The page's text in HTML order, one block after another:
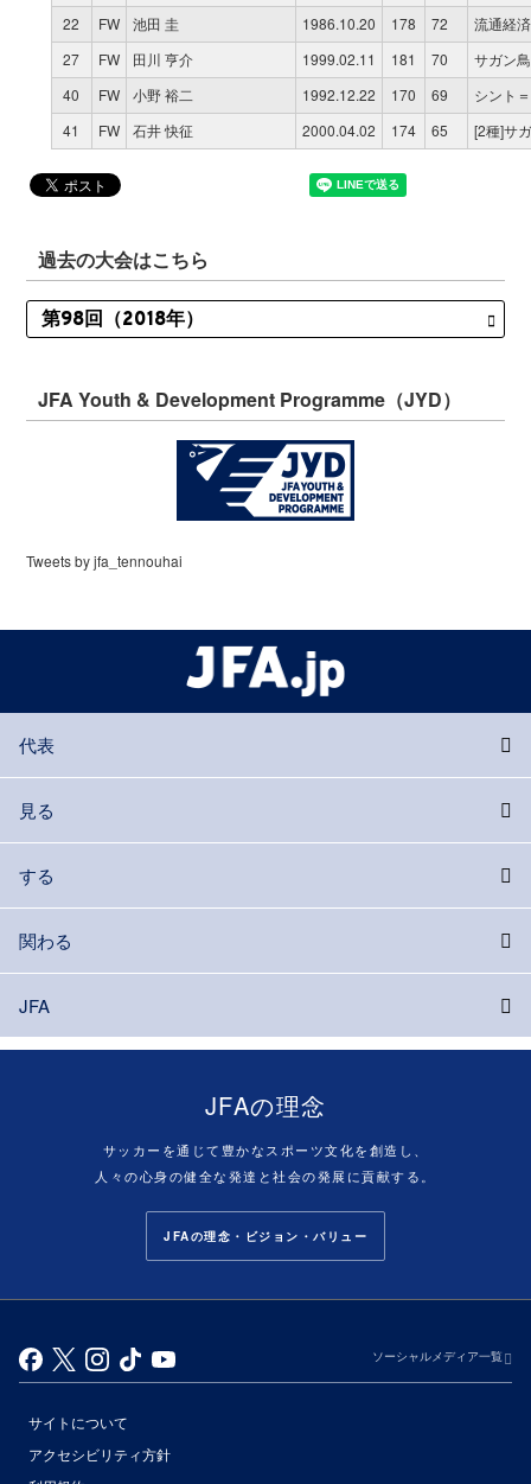
22
FW 池田 圭 1986.10.20 178 72
流通経
27
FW 田川 亨介 1999.02.11 181 70
サガン
40
FW 小野 裕二 1992.12.22 170 69
シント
41
FW 石井 快征 2000.04.02 174 65 [2種]サ
過去の大会はこちら
JFA Youth & Development Programme（JYD）
Tweets by jfa_tennouhai
代表
見る
する
関わる
JFA
JFAの理念
サッカーを通じて豊かなスポーツ文化を創造し、
人々の心身の健全な発達と社会の発展に貢献する。
JFAの理念・ビジョン・バリュー
ソーシャルメディア一覧
サイトについて
アクセシビリティ方針